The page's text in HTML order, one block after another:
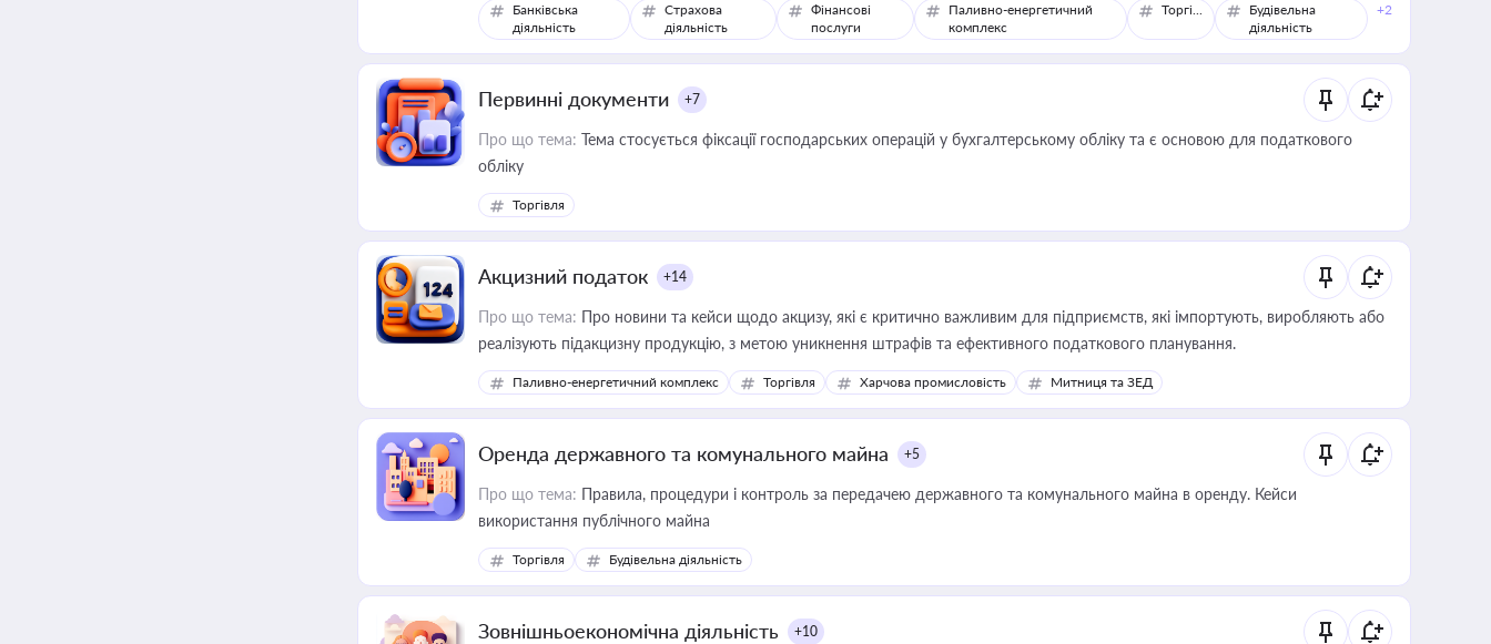
Банківська
діяльність
Страхова
діяльність
Фінансові
послуги
Паливно-енергетичний
комплекс
Торгівля
Будівельна
діяльність
+2
Первинні документи +7
Про що тема: Тема стосується фіксації господарських операцій у бухгалтерському обліку та є основою для податкового
обліку
Торгівля
Акцизний податок +14
Про що тема: Про новини та кейси щодо акцизу, які є критично важливим для підприємств, які імпортують, виробляють або
реалізують підакцизну продукцію, з метою уникнення штрафів та ефективного податкового планування.
Паливно-енергетичний комплекс Торгівля Харчова промисловість Митниця та ЗЕД
Оренда державного та комунального майна +5
Про що тема: Правила, процедури і контроль за передачею державного та комунального майна в оренду. Кейси
використання публічного майна
Торгівля Будівельна діяльність
Зовнішньоекономічна діяльність +10